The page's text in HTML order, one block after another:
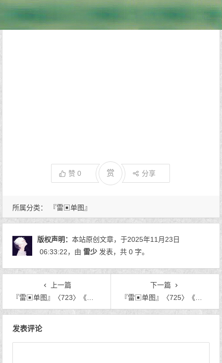
所属分类： 『雷▣单图』
赞 0 赏 分享
版权声明：本站原创文章，于2025年11月23日
06:33:22，由 雷少 发表，共 0 字。
上一篇
『雷▣单图』〈723〉《这一眼》
下一篇
『雷▣单图』〈725〉《心灵彼岸》
发表评论